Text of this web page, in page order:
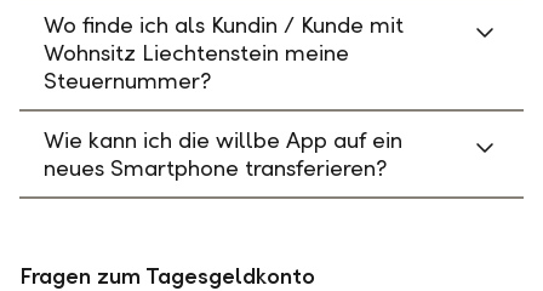
Wo finde ich als Kundin / Kunde mit
Wohnsitz Liechtenstein meine
Steuernummer?
Wie kann ich die willbe App auf ein
neues Smartphone transferieren?
Fragen zum Tagesgeldkonto